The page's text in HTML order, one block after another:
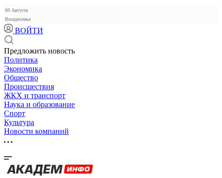
09 Августа
Воскресенье
ВОЙТИ
Предложить новость
Политика
Экономика
Общество
Происшествия
ЖКХ и транспорт
Наука и образование
Спорт
Культура
Новости компаний